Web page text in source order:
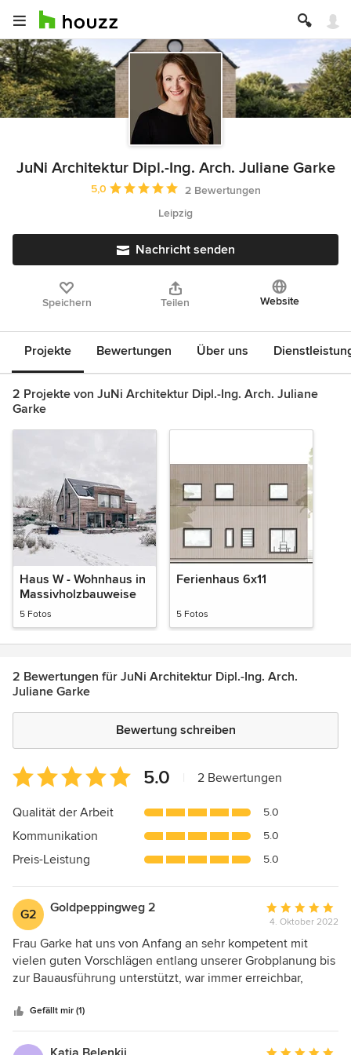
JuNi Architektur Dipl.-Ing. Arch. Juliane Garke
Durchschnittliche Bewertung: 5 von 5 Sternen
5,0
2 Bewertungen
Leipzig
Nachricht senden
Speichern Teilen Website
Projekte Bewertungen Über uns
2 Projekte von JuNi Architektur Dipl.-Ing. Arch. Juliane
Garke
Haus W - Wohnhaus in
Massivholzbauweise
5 Fotos
Ferienhaus 6x11
5 Fotos
2 Bewertungen für JuNi Architektur Dipl.-Ing. Arch.
Juliane Garke
Bewertung schreiben
Durchschnittliche
Bewertung:
5
5
Sternen
5.0 2 Bewertungen
Qualität der Arbeit 5.0
Kommunikation 5.0
Preis-Leistung 5.0
G2 Goldpeppingweg 2
Bewertung:
5
von
5
4. Oktober 2022
Frau Garke hat uns von Anfang an sehr kompetent mit
vielen guten Vorschlägen entlang unserer Grobplanung bis
zur Bauausführung unterstützt, war immer erreichbar,
wärmsten Herzens empfehlen, weil Frau Garke sich u.a.
sehr gut mit nachhaltigem Holzbau auskennt und immer
mit verschiedenen Lösungsvarianten, Ideen und
Gefällt mir (1)